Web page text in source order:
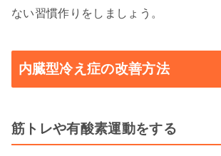
ない習慣作りをしましょう。
内臓型冷え症の改善方法
筋トレや有酸素運動をする